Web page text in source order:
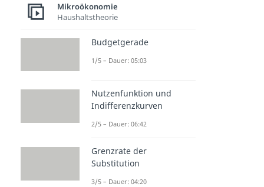
Mikroökonomie
Haushaltstheorie
Budgetgerade
1/5 – Dauer: 05:03
Nutzenfunktion und
Indifferenzkurven
2/5 – Dauer: 06:42
Grenzrate der
Substitution
3/5 – Dauer: 04:20